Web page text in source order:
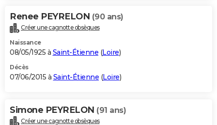
Renee PEYRELON (90 ans)
Créer une cagnotte obsèques
Naissance
08/05/1925 à Saint-Étienne (Loire)
Décès
07/06/2015 à Saint-Étienne (Loire)
Simone PEYRELON (91 ans)
Créer une cagnotte obsèques